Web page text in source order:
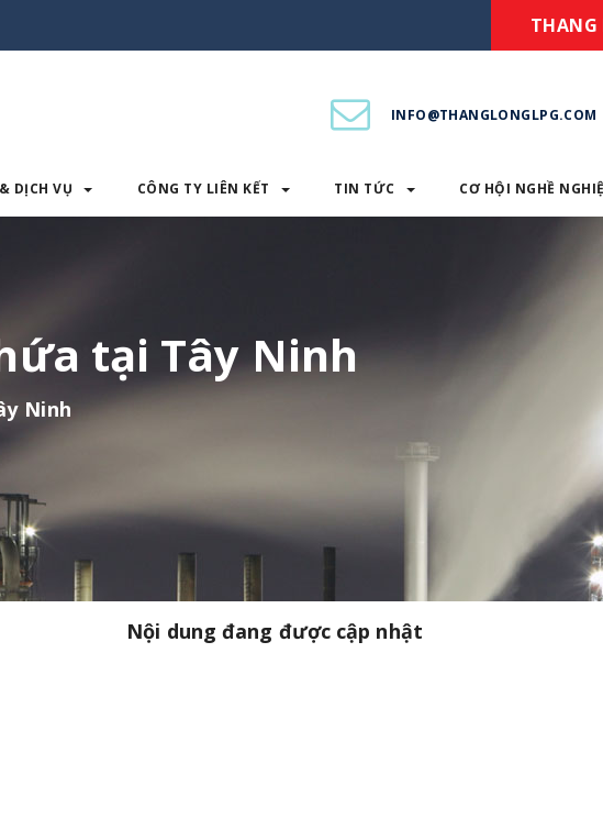
THANG
INFO@THANGLONGLPG.COM
DỊCH VỤ CÔNG TY LIÊN KẾT TIN TỨC CƠ HỘI NGHỀ
tại Tây Ninh
Ninh
Nội dung đang được cập nhật